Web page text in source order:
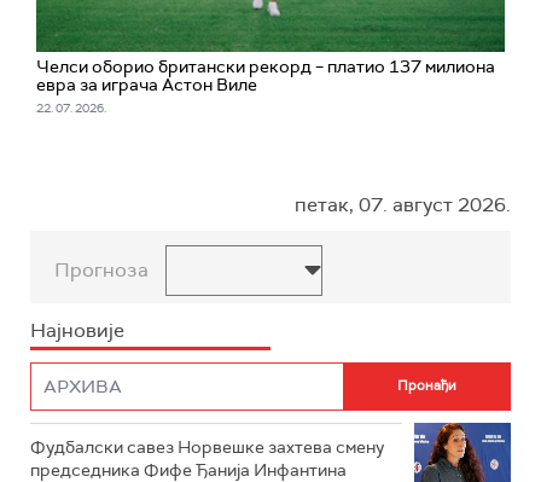
Челси оборио британски рекорд – платио 137 милиона
евра за играча Астон Виле
22. 07. 2026.
петак, 07. август 2026.
Прогноза
Најновије
Фудбалски савез Норвешке захтева смену
председника Фифе Ђанија Инфантина